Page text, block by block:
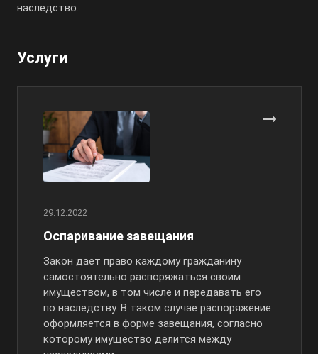
наследство.
Услуги
29.12.2022
Оспаривание завещания
Закон дает право каждому гражданину
самостоятельно распоряжаться своим
имуществом, в том числе и передавать его
по наследству. В таком случае распоряжение
оформляется в форме завещания, согласно
которому имущество делится между